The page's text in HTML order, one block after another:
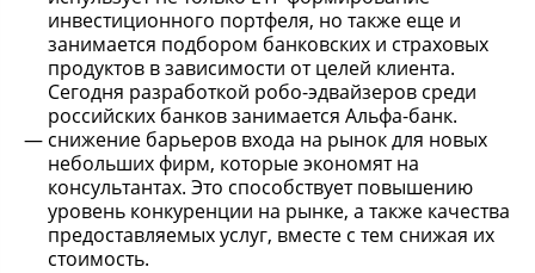
инвестиционного портфеля, но также еще и
занимается подбором банковских и страховых
продуктов в зависимости от целей клиента.
Сегодня разработкой робо-эдвайзеров среди
российских банков занимается Альфа-банк.
снижение барьеров входа на рынок для новых
небольших фирм, которые экономят на
консультантах. Это способствует повышению
уровень конкуренции на рынке, а также качества
предоставляемых услуг, вместе с тем снижая их
стоимость.